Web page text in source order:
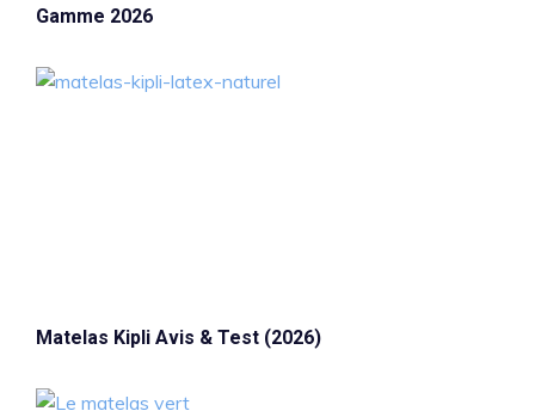
Gamme 2026
Matelas Kipli Avis & Test (2026)